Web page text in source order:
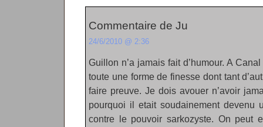
Commentaire de Ju
24/6/2010 @ 2:36
Guillon n’a jamais fait d’humour. A
toute une forme de finesse dont tant
faire preuve. Je dois avouer n’avoir
pourquoi il etait soudainement devenu
contre le pouvoir sarkozyste. On peut